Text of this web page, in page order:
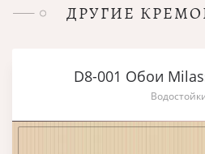
ДРУГИЕ
D8-001 Обои